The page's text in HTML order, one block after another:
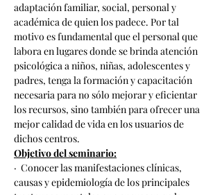
adaptación familiar, social, personal y
académica de quien los padece. Por tal
motivo es fundamental que el personal que
labora en lugares donde se brinda atención
psicológica a niños, niñas, adolescentes y
padres, tenga la formación y capacitación
necesaria para no sólo mejorar y eficientar
los recursos, sino también para ofrecer una
mejor calidad de vida en los usuarios de
dichos centros.
Objetivo del seminario:
·  Conocer las manifestaciones clínicas,
causas y epidemiología de los principales